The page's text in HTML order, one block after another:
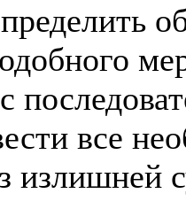
все
излишней